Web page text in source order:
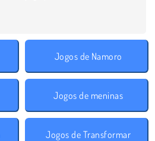
Jogos de Namoro
Jogos de meninas
Jogos de Transformar